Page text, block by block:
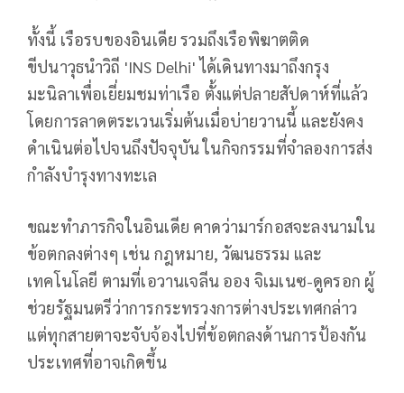
ทั้งนี้ เรือรบของอินเดีย รวมถึงเรือพิฆาตติด
ขีปนาวุธนำวิถี 'INS Delhi' ได้เดินทางมาถึงกรุง
มะนิลาเพื่อเยี่ยมชมท่าเรือ ตั้งแต่ปลายสัปดาห์ที่แล้ว
โดยการลาดตระเวนเริ่มต้นเมื่อบ่ายวานนี้ และยังคง
ดำเนินต่อไปจนถึงปัจจุบัน ในกิจกรรมที่จำลองการส่ง
กำลังบำรุงทางทะเล
ขณะทำภารกิจในอินเดีย คาดว่ามาร์กอสจะลงนามใน
ข้อตกลงต่างๆ เช่น กฎหมาย, วัฒนธรรม และ
เทคโนโลยี ตามที่เอวานเจลีน ออง จิเมเนซ-ดูครอก ผู้
ช่วยรัฐมนตรีว่าการกระทรวงการต่างประเทศกล่าว
แต่ทุกสายตาจะจับจ้องไปที่ข้อตกลงด้านการป้องกัน
ประเทศที่อาจเกิดขึ้น